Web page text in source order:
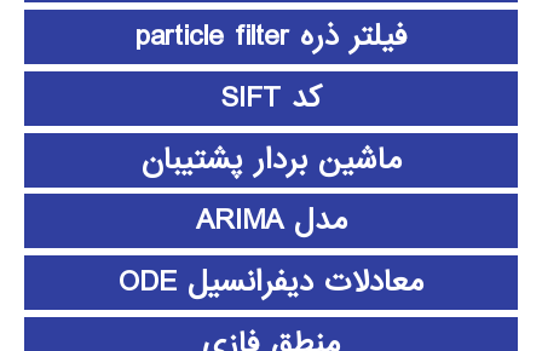
فیلتر ذره particle filter
کد SIFT
ماشین بردار پشتیبان
مدل ARIMA
معادلات دیفرانسیل ODE